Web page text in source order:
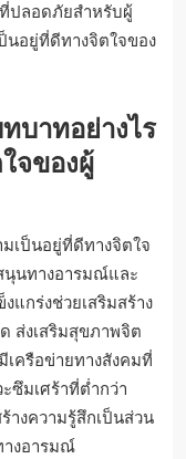
ปลอดภัยสำหรับผู้
นอยู่ที่ดีทางจิตใจของ
บาทอย่างไร
จของผู้
เป็นอยู่ที่ดีทางจิตใจ
นุนทางอารมณ์และ
แกร่งช่วยเสริมสร้าง
ส่งเสริมสุขภาพจิต
ครือข่ายทางสังคมที่
ซึมเศร้าที่ต่ำกว่า
างความรู้สึกเป็นส่วน
งอารมณ์